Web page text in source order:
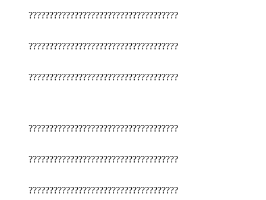
????????????????????????????????????
????????????????????????????????????
????????????????????????????????????
????????????????????????????????????
????????????????????????????????????
????????????????????????????????????